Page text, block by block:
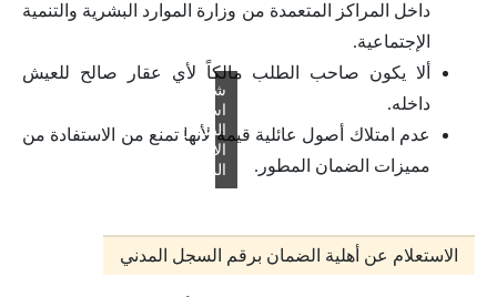
داخل المراكز المتعمدة من وزارة الموارد البشرية والتنمية
الإجتماعية.
ألا يكون صاحب الطلب مالكاً لأي عقار صالح للعيش
داخله.
عدم امتلاك أصول عائلية قيمة لأنها تمنع من الاستفادة من
مميزات الضمان المطور.
شروط
استحقاق
الضمان
الاجتماعي
المطور
الاستعلام عن أهلية الضمان برقم السجل المدني